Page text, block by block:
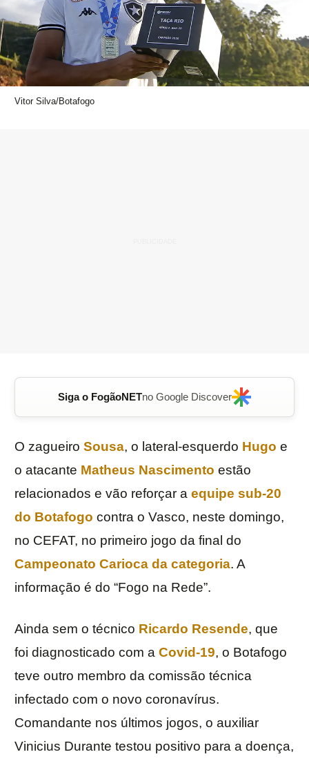
Vitor Silva/Botafogo
Siga o FogãoNETno Google Discover
O zagueiro Sousa, o lateral-esquerdo Hugo e
o atacante Matheus Nascimento estão
relacionados e vão reforçar a equipe sub-20
do Botafogo contra o Vasco, neste domingo,
no CEFAT, no primeiro jogo da final do
Campeonato Carioca da categoria. A
informação é do “Fogo na Rede”.
Ainda sem o técnico Ricardo Resende, que
foi diagnosticado com a Covid-19, o Botafogo
teve outro membro da comissão técnica
infectado com o novo coronavírus.
Comandante nos últimos jogos, o auxiliar
Vinicius Durante testou positivo para a doença,